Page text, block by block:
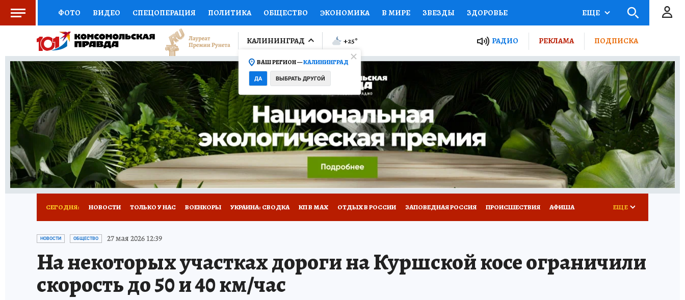
ФОТО ВИДЕО СПЕЦОПЕРАЦИЯ ПОЛИТИКА ОБЩЕСТВО ЭКОНОМИКА В МИРЕ ЗВЕЗДЫ ЗДОРОВЬЕ
СОЦПОДДЕРЖКА НАУКА СПОРТ КОЛУМНИСТЫ ПРОИСШЕСТВИЯ НАЦИОНАЛЬНЫЕ ПРОЕКТЫ РОССИИ
ВЫБОР ЭКСПЕРТОВ ДОКТОР ФИНАНСЫ ОТКРЫВАЕМ МИР Я ЗНАЮ СЕМЬЯ ЖЕНСКИЕ СЕКРЕТЫ ПУТЕВОДИТЕЛЬ
КНИЖНАЯ ПОЛКА ПРОГНОЗЫ НА СПОРТ ПРОМОКОДЫ СЕРИАЛЫ СПЕЦПРОЕКТЫ ДЕФИЦИТ ЖЕЛЕЗА ТУРИЗМ
ПРЕСС-ЦЕНТР НЕДВИЖИМОСТЬ ТЕЛЕВИЗОР КОЛЛЕКЦИИ КОНКУРСЫ РАБОТА У НАС ГИД ПОТРЕБИТЕЛЯ ВСЕ О КП
РАДИО КП РЕКЛАМА ТЕСТЫ НОВОЕ НА САЙТЕ
ЕЩЕ
КАЛИНИНГРАД
ВАШ РЕГИОН —КАЛИНИНГРАД
ДА ВЫБРАТЬ ДРУГОЙ
+25° РАДИО РЕКЛАМА ПОДПИСКА
СЕГОДНЯ: НОВОСТИ ТОЛЬКО У НАС ВОЕНКОРЫ УКРАИНА: СВОДКА КП В МАХ ОТДЫХ В РОССИИ ЗАПОВЕДНАЯ РОССИЯ ПРОИСШЕСТВИЯ АФИША
ИСПЫТАНО НА СЕБЕ
ЕЩЕ
НОВОСТИ ОБЩЕСТВО 27 мая 2026 12:39
На некоторых участках дороги на Куршской косе ограничили
скорость до 50 и 40 км/час